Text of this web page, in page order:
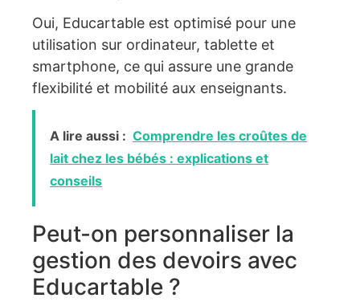
Oui, Educartable est optimisé pour une
utilisation sur ordinateur, tablette et
smartphone, ce qui assure une grande
flexibilité et mobilité aux enseignants.
A lire aussi : Comprendre les croûtes de
lait chez les bébés : explications et
conseils
Peut-on personnaliser la
gestion des devoirs avec
Educartable ?